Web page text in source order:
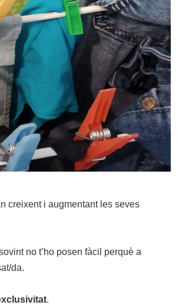
creixent i augmentant les seves
no t’ho posen fàcil perquè a
da.
.